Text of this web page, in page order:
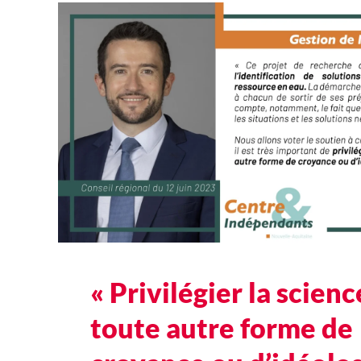
« Privilégier la
toute autre forme de